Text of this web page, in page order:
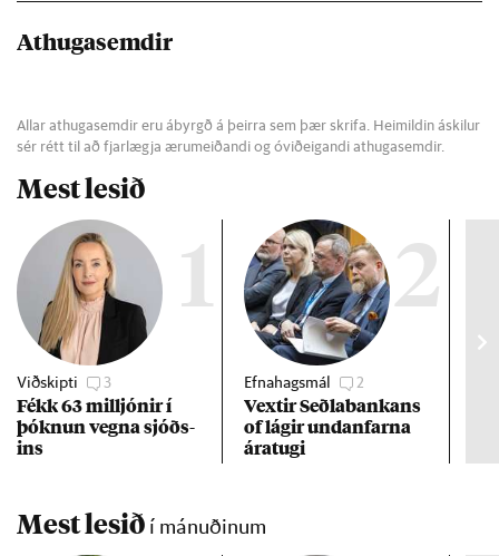
Athugasemdir
Allar athugasemdir eru ábyrgð á þeirra sem þær skrifa. Heimildin áskilur
sér rétt til að fjarlægja ærumeiðandi og óviðeigandi athugasemdir.
Mest lesið
1
Viðskipti 3
Fékk 63 millj­ón­ir í
þókn­un vegna sjóðs­
ins
2
Efnahagsmál 2
Vext­ir Seðla­bank­ans
of lág­ir und­an­farna
ára­tugi
Mest lesið í mánuðinum